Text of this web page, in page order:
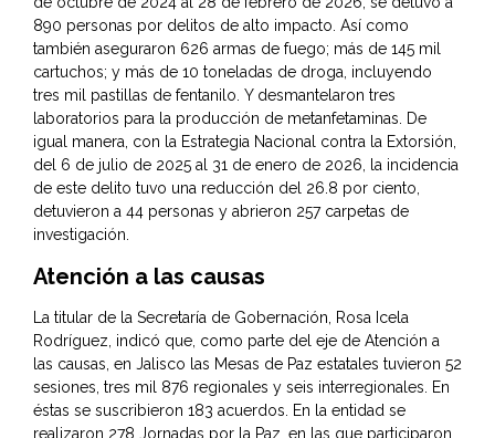
890 personas por delitos de alto impacto. Así como
también aseguraron 626 armas de fuego; más de 145 mil
cartuchos; y más de 10 toneladas de droga, incluyendo
tres mil pastillas de fentanilo. Y desmantelaron tres
laboratorios para la producción de metanfetaminas. De
igual manera, con la Estrategia Nacional contra la Extorsión,
del 6 de julio de 2025 al 31 de enero de 2026, la incidencia
de este delito tuvo una reducción del 26.8 por ciento,
detuvieron a 44 personas y abrieron 257 carpetas de
investigación.
Atención a las causas
La titular de la Secretaría de Gobernación, Rosa Icela
Rodríguez, indicó que, como parte del eje de Atención a
las causas, en Jalisco las Mesas de Paz estatales tuvieron 52
sesiones, tres mil 876 regionales y seis interregionales. En
éstas se suscribieron 183 acuerdos. En la entidad se
realizaron 278 Jornadas por la Paz, en las que participaron